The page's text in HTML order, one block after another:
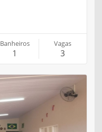
Banheiros
1
Vagas
3